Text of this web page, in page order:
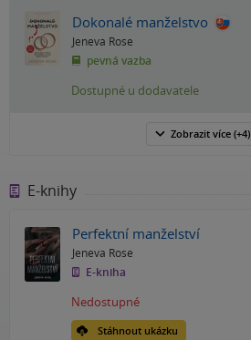
Dokonalé manželstvo
Jeneva Rose
pevná vazba
Dostupné u dodavatele
Zobrazit více (+4)
E-knihy
Perfektní manželství
Jeneva Rose
E-kniha
Stáhnout ukázku
Nedostupné